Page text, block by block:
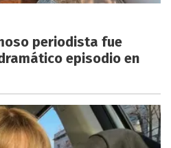
periodista fue
episodio en